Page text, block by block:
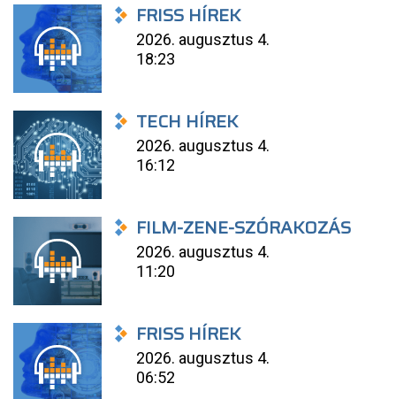
FRISS HÍREK
2026. augusztus 4.
18:23
TECH HÍREK
2026. augusztus 4.
16:12
FILM-ZENE-SZÓRAKOZÁS
2026. augusztus 4.
11:20
FRISS HÍREK
2026. augusztus 4.
06:52